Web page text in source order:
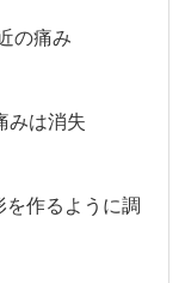
の痛み
みは消失
を作るように調